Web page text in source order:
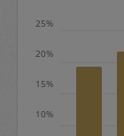
50%
金曜
10%
15%
20%
25%